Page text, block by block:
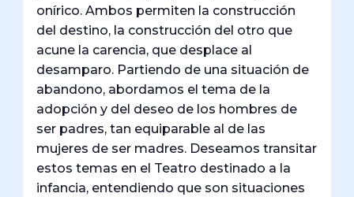
onírico. Ambos permiten la construcción
del destino, la construcción del otro que
acune la carencia, que desplace al
desamparo. Partiendo de una situación de
abandono, abordamos el tema de la
adopción y del deseo de los hombres de
ser padres, tan equiparable al de las
mujeres de ser madres. Deseamos transitar
estos temas en el Teatro destinado a la
infancia, entendiendo que son situaciones